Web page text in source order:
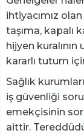
ihtiyacımız
taşıma, kapalı
hijyen
kararlı tutum
Sağlık
iş güvenliği
emekçisinin
aittir.